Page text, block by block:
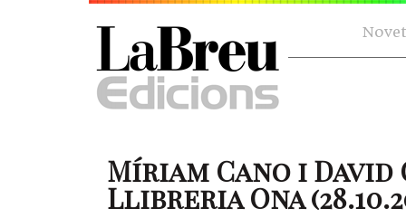
Míriam Cano i David
Llibreria Ona